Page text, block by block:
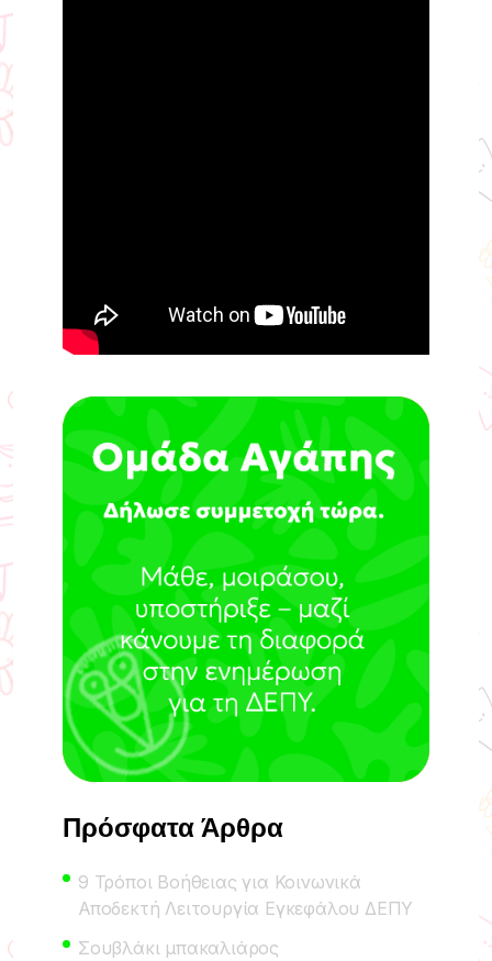
Πρόσφατα Άρθρα
9 Τρόποι Βοήθειας για Κοινωνικά
Αποδεκτή Λειτουργία Εγκεφάλου ΔΕΠΥ
Σουβλάκι μπακαλιάρος